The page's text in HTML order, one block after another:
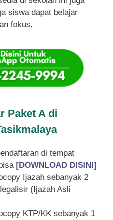
siswa dapat belajar
fokus.
Paket A di
di tempat
[DOWNLOAD DISINI]
Ijazah sebanyak 2
(Ijazah Asli
KTP/KK sebanyak 1